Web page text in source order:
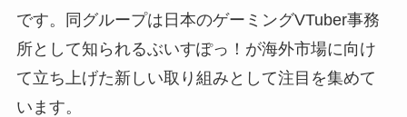
です。同グループは日本のゲーミングVTuber事務
所として知られるぶいすぽっ！が海外市場に向け
て立ち上げた新しい取り組みとして注目を集めて
います。